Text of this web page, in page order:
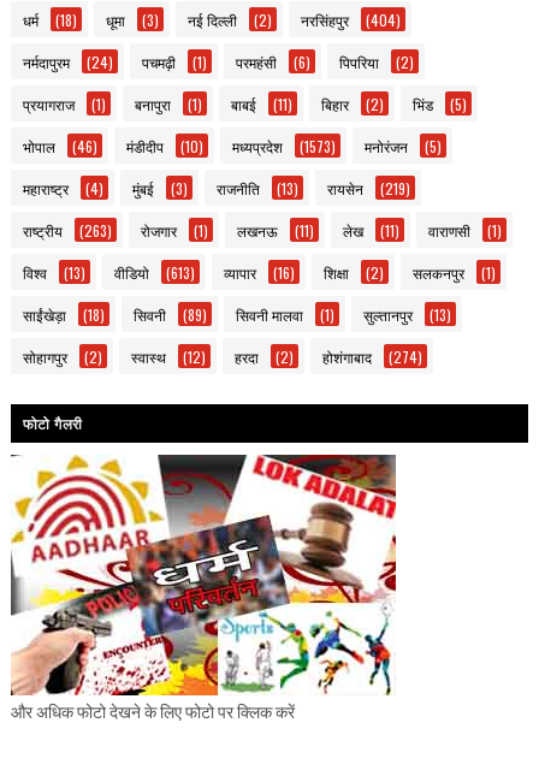
धर्म (18) धूमा (3) नई दिल्ली (2) नरसिंहपुर (404)
नर्मदापुरम (24) पचमढ़ी (1) परमहंसी (6) पिपरिया (2)
प्रयागराज (1) बनापुरा (1) बाबई (11) बिहार (2) भिंड (5)
भोपाल (46) मंडीदीप (10) मध्यप्रदेश (1573) मनोरंजन (5)
महाराष्ट्र (4) मुंबई (3) राजनीति (13) रायसेन (219)
राष्ट्रीय (263) रोजगार (1) लखनऊ (11) लेख (11) वाराणसी (1)
विश्व (13) वीडियो (613) व्यापार (16) शिक्षा (2) सलकनपुर (1)
साईंखेड़ा (18) सिवनी (89) सिवनी मालवा (1) सुल्तानपुर (13)
सोहागपुर (2) स्वास्थ (12) हरदा (2) होशंगाबाद (274)
फोटो गैलरी
और अधिक फोटो देखने के लिए फोटो पर क्लिक करें